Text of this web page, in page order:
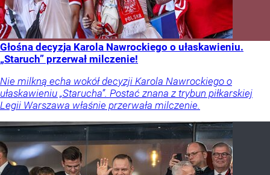
Głośna decyzja Karola Nawrockiego o ułaskawieniu.
„Staruch” przerwał milczenie!
Nie milkną echa wokół decyzji Karola Nawrockiego o
ułaskawieniu „Starucha”. Postać znana z trybun piłkarskiej
Legii Warszawa właśnie przerwała milczenie.